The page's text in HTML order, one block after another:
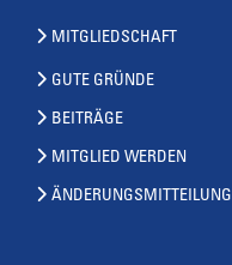
MITGLIEDSCHAFT
GUTE GRÜNDE
BEITRÄGE
MITGLIED WERDEN
ÄNDERUNGSMITTEILUNG